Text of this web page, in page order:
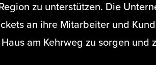
zu unterstützen. Die
an ihre Mitarbeiter und
am Kehrweg zu sorgen und